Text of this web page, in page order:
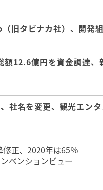
旧タビナカ社）、開発
12.6億円を資金調達
社名を変更、観光エン
正、2020年は65％
ベンションビュー